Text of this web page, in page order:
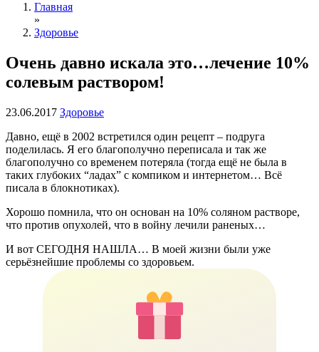
Главная
»
Здоровье
Очень давно искала это…лечение 10%
солевым раствором!
23.06.2017 Здоровье
Давно, ещё в 2002 встретился один рецепт – подруга
поделилась. Я его благополучно переписала и так же
благополучно со временем потеряла (тогда ещё не была в
таких глубоких “ладах” с компиком и интернетом… Всё
писала в блокнотиках).
Хорошо помнила, что он основан на 10% соляном растворе,
что против опухолей, что в войну лечили раненых…
И вот СЕГОДНЯ НАШЛА… В моей жизни были уже
серьёзнейшие проблемы со здоровьем.